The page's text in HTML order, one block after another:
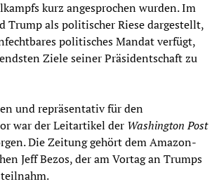
kurz angesprochen wurden. Im
Trump als politischer Riese dargestellt,
politisches Mandat verfügt,
Ziele seiner Präsidentschaft zu
und repräsentativ für den
war der Leitartikel der Washington Post
Die Zeitung gehört dem Amazon-
Jeff Bezos, der am Vortag an Trumps